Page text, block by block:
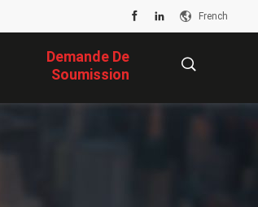
French
Demande De
Soumission